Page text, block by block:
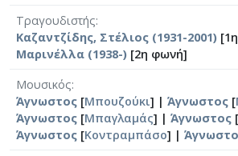
Τραγουδιστής
Καζαντζίδης, Στέλιος (1931-2001)
Μαρινέλλα (1938-) [2η φωνή]
Μουσικός
Άγνωστος [Μπουζούκι] | Άγνωστος [
Άγνωστος [Μπαγλαμάς] | Άγνωστος [
Άγνωστος [Κοντραμπάσο] |